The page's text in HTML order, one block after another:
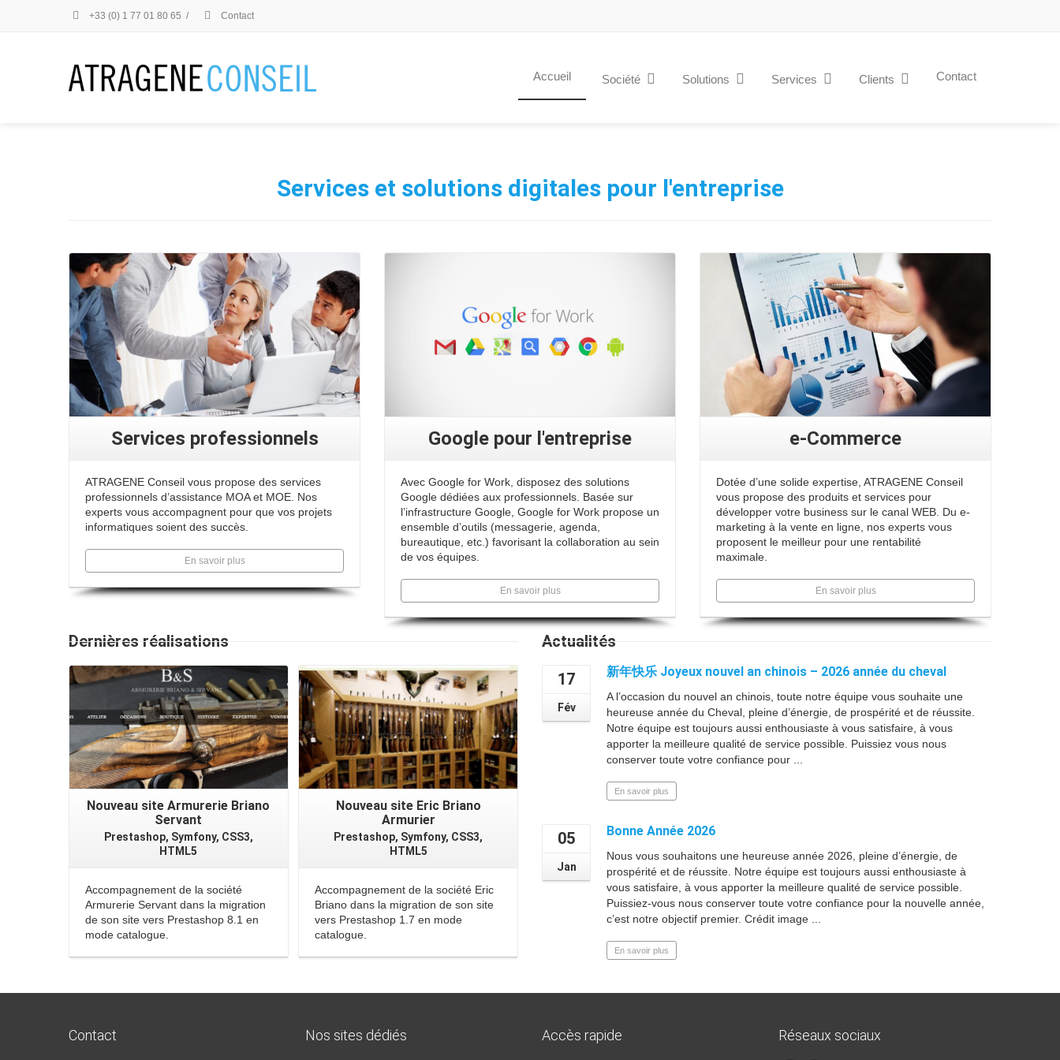
+33 (0) 1 77 01 80 65 / Contact
Accueil Société Solutions Services Clients Contact
Services et solutions digitales pour l'entreprise
Services professionnels
ATRAGENE Conseil vous propose des services
professionnels d’assistance MOA et MOE. Nos
experts vous accompagnent pour que vos projets
informatiques soient des succès.
En savoir plus
Google pour l'entreprise
Avec Google for Work, disposez des solutions
Google dédiées aux professionnels. Basée sur
l’infrastructure Google, Google for Work propose un
ensemble d’outils (messagerie, agenda,
bureautique, etc.) favorisant la collaboration au sein
de vos équipes.
En savoir plus
e-Commerce
Dotée d’une solide expertise, ATRAGENE Conseil
vous propose des produits et services pour
développer votre business sur le canal WEB. Du e-
marketing à la vente en ligne, nos experts vous
proposent le meilleur pour une rentabilité
maximale.
En savoir plus
Dernières réalisations
Nouveau site Armurerie Briano
Servant
Prestashop, Symfony, CSS3,
HTML5
Accompagnement de la société
Armurerie Servant dans la migration
de son site vers Prestashop 8.1 en
mode catalogue.
Nouveau site Eric Briano
Armurier
Prestashop, Symfony, CSS3,
HTML5
Accompagnement de la société Eric
Briano dans la migration de son site
vers Prestashop 1.7 en mode
catalogue.
Actualités
17
Fév
新年快乐 Joyeux nouvel an chinois – 2026 année du cheval
A l’occasion du nouvel an chinois, toute notre équipe vous souhaite une
heureuse année du Cheval, pleine d’énergie, de prospérité et de réussite.
Notre équipe est toujours aussi enthousiaste à vous satisfaire, à vous
apporter la meilleure qualité de service possible. Puissiez vous nous
conserver toute votre confiance pour ...
En savoir plus
05
Jan
Bonne Année 2026
Nous vous souhaitons une heureuse année 2026, pleine d’énergie, de
prospérité et de réussite. Notre équipe est toujours aussi enthousiaste à
vous satisfaire, à vous apporter la meilleure qualité de service possible.
Puissiez-vous nous conserver toute votre confiance pour la nouvelle année,
c’est notre objectif premier. Crédit image ...
En savoir plus
Contact Nos sites dédiés Accès rapide Réseaux sociaux